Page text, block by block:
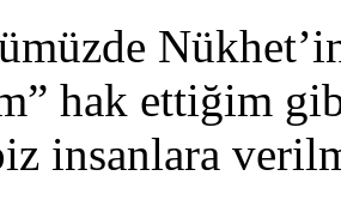
hak ettiğim
insanlara